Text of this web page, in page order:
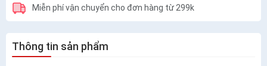
Miễn phí vận chuyển cho đơn hàng từ 299k
Thông tin sản phẩm